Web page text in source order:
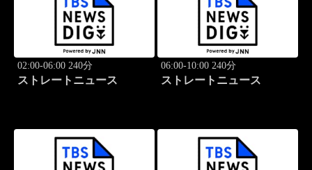
02:00-06:00 240分
ストレートニュース
06:00-10:00 240分
ストレートニュース